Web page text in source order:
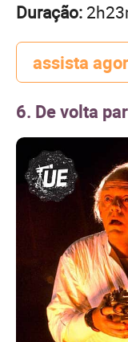
Duração:
assista
6. De volta